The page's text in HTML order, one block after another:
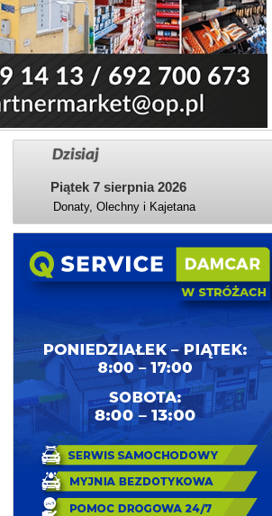
Dzisiaj
Piątek 7 sierpnia 2026
Donaty, Olechny i Kajetana